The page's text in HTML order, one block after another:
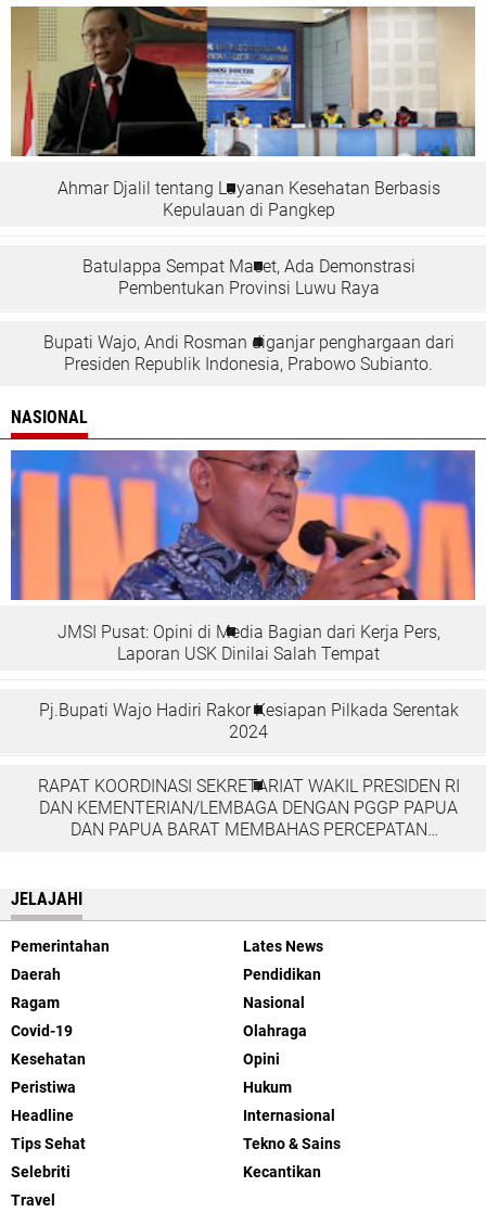
Ahmar Djalil tentang Layanan Kesehatan Berbasis
Kepulauan di Pangkep
Batulappa Sempat Macet, Ada Demonstrasi
Pembentukan Provinsi Luwu Raya
Bupati Wajo, Andi Rosman diganjar penghargaan dari
Presiden Republik Indonesia, Prabowo Subianto.
NASIONAL
JMSI Pusat: Opini di Media Bagian dari Kerja Pers,
Laporan USK Dinilai Salah Tempat
Pj.Bupati Wajo Hadiri Rakor Kesiapan Pilkada Serentak
2024
RAPAT KOORDINASI SEKRETARIAT WAKIL PRESIDEN RI
DAN KEMENTERIAN/LEMBAGA DENGAN PGGP PAPUA
DAN PAPUA BARAT MEMBAHAS PERCEPATAN
JELAJAHI
Pemerintahan
Lates News
Daerah
Pendidikan
Ragam
Nasional
Covid-19
Olahraga
Kesehatan
Opini
Peristiwa
Hukum
Headline
Internasional
Tips Sehat
Tekno & Sains
Selebriti
Kecantikan
Travel